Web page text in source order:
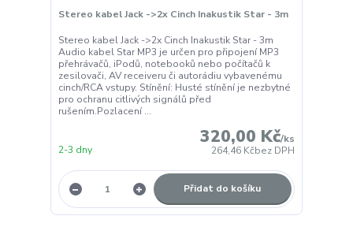
Stereo kabel Jack ->2x Cinch Inakustik Star - 3m
Stereo kabel Jack ->2x Cinch Inakustik Star - 3m
Audio kabel Star MP3 je určen pro připojení MP3
přehrávačů, iPodů, notebooků nebo počítačů k
zesilovači, AV receiveru či autorádiu vybavenému
cinch/RCA vstupy. Stínění: Husté stínění je nezbytné
pro ochranu citlivých signálů před
rušením.Pozlacení ...
320,00 Kč/ks
264,46 Kčbez DPH
2-3 dny
Přidat do košíku